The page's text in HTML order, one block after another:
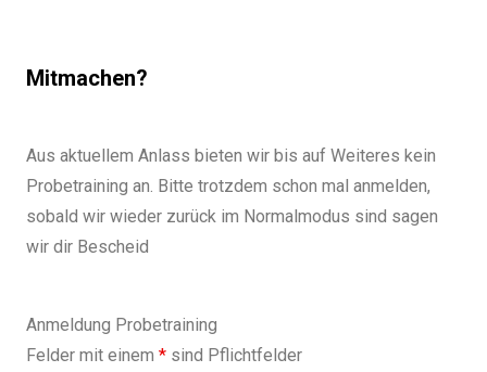
Mitmachen?
Aus aktuellem Anlass bieten wir bis auf Weiteres kein
Probetraining an. Bitte trotzdem schon mal anmelden,
sobald wir wieder zurück im Normalmodus sind sagen
wir dir Bescheid
Anmeldung Probetraining
Felder mit einem * sind Pflichtfelder